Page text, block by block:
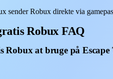
Robux direkte via
Robux FAQ
Robux at bruge på Escape